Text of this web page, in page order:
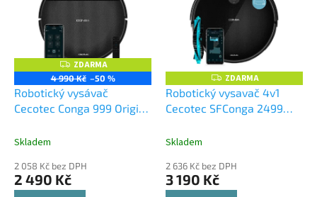
Z
D
A
R
A
ZDARMA
4 990 Kč –50 %
Robotický vysávač
Cecotec Conga 999 Origin
Skladem
2 058 Kč bez DPH
2 490 Kč
Z
D
A
R
ZDARMA
Robotický vysavač 4v1
Cecotec SFConga 2499
Skladem
2 636 Kč bez DPH
3 190 Kč